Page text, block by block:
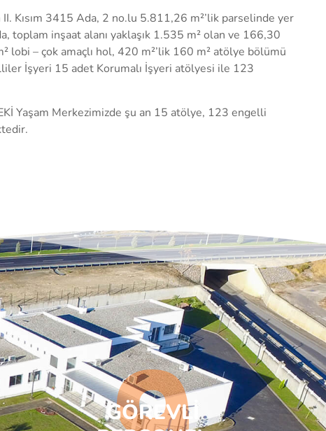
Kısım 3415 Ada, 2 no.lu 5.811,26 m²’lik parselinde yer
toplam inşaat alanı yaklaşık 1.535 m² olan ve 166,30
lobi – çok amaçlı hol, 420 m²’lik 160 m² atölye bölümü
İşyeri 15 adet Korumalı İşyeri atölyesi ile 123
Yaşam Merkezimizde şu an 15 atölye, 123 engelli
GÖREVLİ